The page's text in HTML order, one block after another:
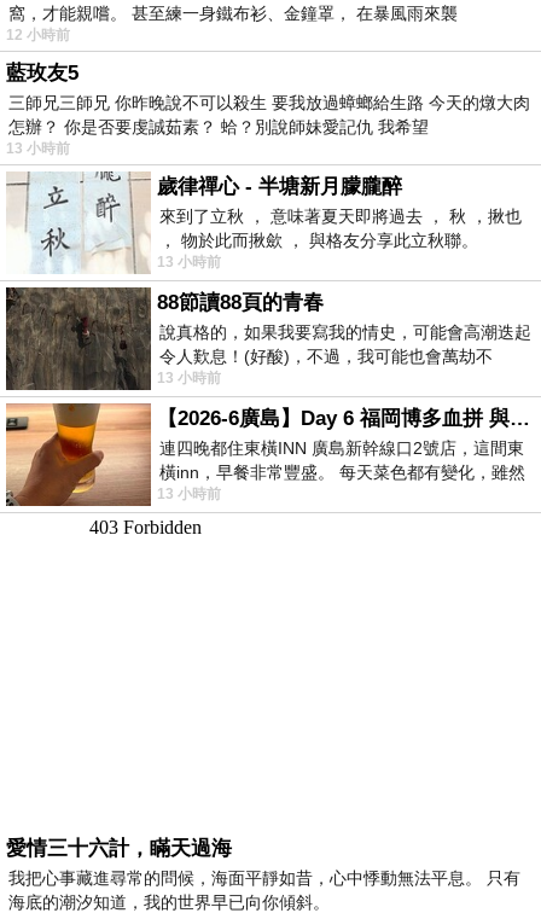
窩，才能親嚐。 甚至練一身鐵布衫、金鐘罩， 在暴風雨來襲
12 小時前
藍玫友5
三師兄三師兄 你昨晚說不可以殺生 要我放過蟑螂給生路 今天的燉大肉
怎辦？ 你是否要虔誠茹素？ 蛤？別說師妹愛記仇 我希望
13 小時前
歲律禪心 - 半塘新月朦朧醉
來到了立秋 ， 意味著夏天即將過去 ， 秋 ，揪也
， 物於此而揪歛 ， 與格友分享此立秋聯。
13 小時前
88節讀88頁的青春
說真格的，如果我要寫我的情史，可能會高潮迭起
令人歎息！(好酸)，不過，我可能也會萬劫不
復...，每天跪鍵盤還是被判了花心的罪
13 小時前
【2026-6廣島】Day 6 福岡博多血拼 與機場接送少年司機深夜對談
連四晚都住東橫INN 廣島新幹線口2號店，這間東
橫inn，早餐非常豐盛。 每天菜色都有變化，雖然
看到工作人員拿出料理包加熱，但
13 小時前
愛情三十六計，瞞天過海
我把心事藏進尋常的問候，海面平靜如昔，心中悸動無法平息。 只有
海底的潮汐知道，我的世界早已向你傾斜。